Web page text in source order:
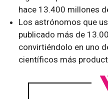
hace 13.400 millones
Los astrónomos que
publicado más de
convirtiéndolo en uno
científicos más